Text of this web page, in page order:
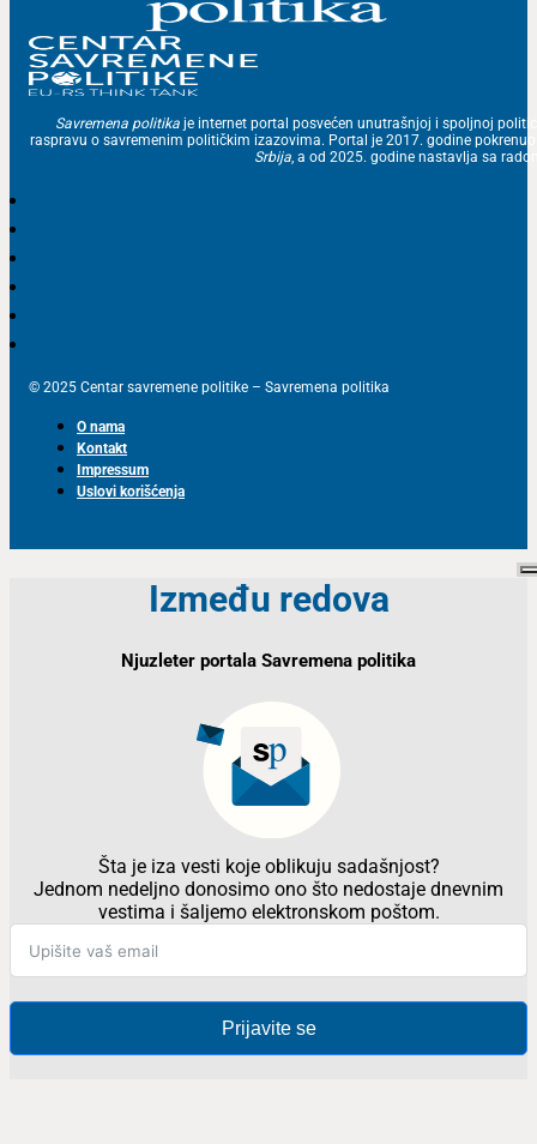
Savremena politika je internet portal posvećen unutrašnjoj i spoljnoj
raspravu o savremenim političkim izazovima. Portal je 2017. godine
Srbija , a od 2025. godine nastavlja sa
© 2025 Centar savremene politike – Savremena politika
O nama
Kontakt
Impressum
Uslovi korišćenja
Između redova
Njuzleter portala Savremena politika
Šta je iza vesti koje oblikuju sadašnjost?
Jednom nedeljno donosimo ono što nedostaje dnevnim
vestima i šaljemo elektronskom poštom.
Prijavite se